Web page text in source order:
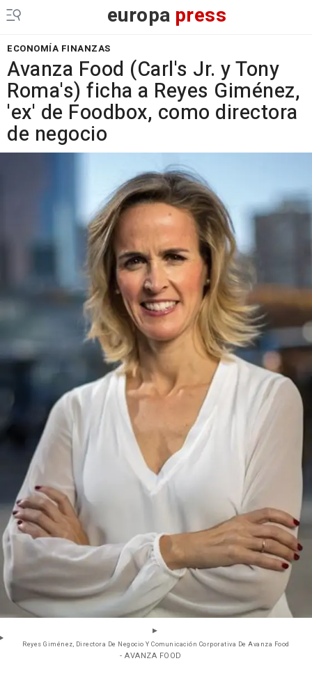
europa press
ECONOMÍA FINANZAS
Avanza Food (Carl's Jr. y Tony
Roma's) ficha a Reyes Giménez,
'ex' de Foodbox, como directora
de negocio
Reyes Giménez, Directora De Negocio Y Comunicación Corporativa De Avanza Food
- AVANZA FOOD